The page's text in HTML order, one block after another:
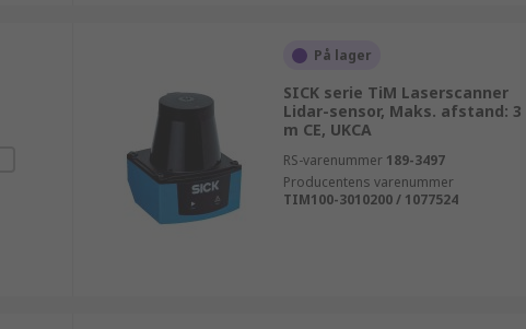
På lager
SICK serie TiM Laserscanner
Lidar-sensor, Maks. afstand: 3
m CE, UKCA
RS-varenummer 189-3497
Producentens varenummer
TIM100-3010200 / 1077524